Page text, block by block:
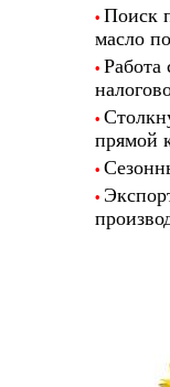
• Поиск
масло
•
•
прямой
•
•